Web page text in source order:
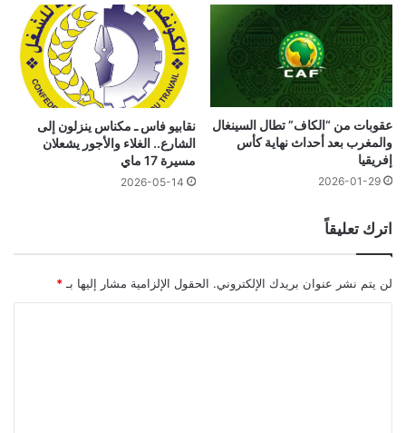
عقوبات من “الكاف” تطال السينغال
والمغرب بعد أحداث نهاية كأس
إفريقيا
2026-01-29
نقابيو فاس ـ مكناس ينزلون إلى
الشارع.. الغلاء والأجور يشعلان
مسيرة 17 ماي
2026-05-14
اترك تعليقاً
لن يتم نشر عنوان بريدك الإلكتروني. الحقول الإلزامية مشار إليها بـ *